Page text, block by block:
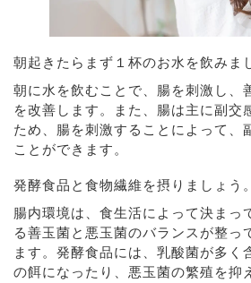
朝起きたらまず１杯のお水を飲みま
朝に水を飲むことで、腸を刺激し、
を改善します。また、腸は主に副交
ため、腸を刺激することによって、
ことができます。
発酵食品と食物繊維を摂りましょう。
腸内環境は、食生活によって決まっ
る善玉菌と悪玉菌のバランスが整っ
ます。発酵食品には、乳酸菌が多く
の餌になったり、悪玉菌の繁殖を抑